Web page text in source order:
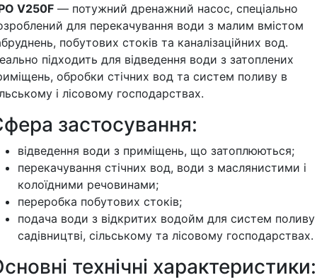
V250F — потужний дренажний насос, спеціально
для перекачування води з малим вмістом
побутових стоків та каналізаційних вод.
підходить для відведення води з затоплених
обробки стічних вод та систем поливу в
і лісовому господарствах.
застосування:
відведення води з приміщень, що затоплюються;
перекачування стічних вод, води з маслянистими і
колоїдними речовинами;
переробка побутових стоків;
подача води з відкритих водойм для систем
садівництві, сільському та лісовому господарствах.
технічні характеристики: